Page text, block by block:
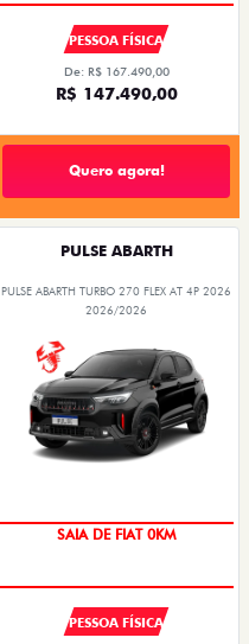
PESSOA FÍSICA
De: R$ 167.490,00
R$ 147.490,00
Quero agora!
PULSE ABARTH
PULSE ABARTH TURBO 270 FLEX AT 4P 2026
2026/2026
SAIA DE FIAT 0KM
PESSOA FÍSICA